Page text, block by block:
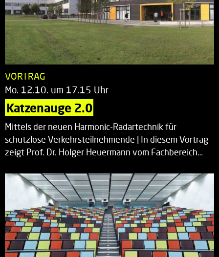
VORTRAG
Mo. 12.10. um 17.15 Uhr
Katzenauge 2.0
Mittels der neuen Harmonic-Radartechnik für
schutzlose Verkehrsteilnehmende | In diesem Vortrag
zeigt Prof. Dr. Holger Heuermann vom Fachbereich…